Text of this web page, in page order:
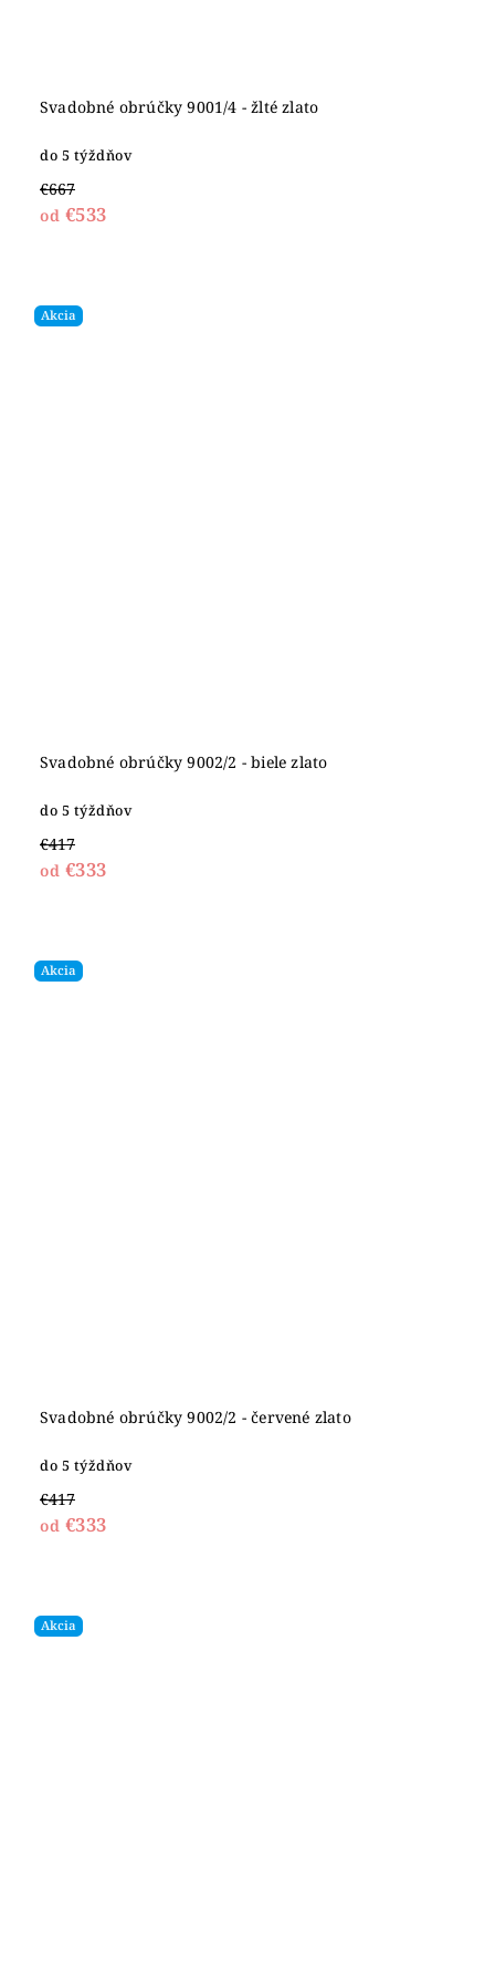
Svadobné obrúčky 9001/4 - žlté zlato
do 5 týždňov
€667
od €533
Akcia
Svadobné obrúčky 9002/2 - biele zlato
do 5 týždňov
€417
od €333
Akcia
Svadobné obrúčky 9002/2 - červené zlato
do 5 týždňov
€417
od €333
Akcia